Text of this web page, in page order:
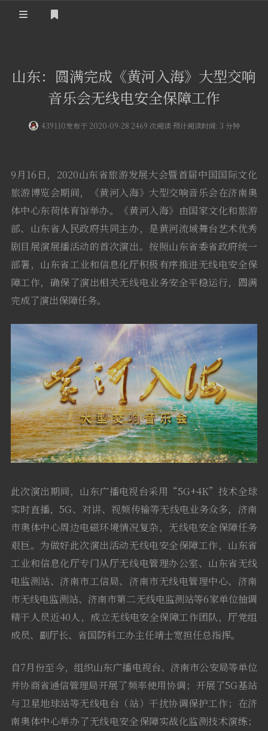
黄河事务
黄河新闻
活动竞赛
行业新闻
图文教程
视频资料
HAM技巧
软件
车载类别
摩托车
编号申请
黄河直播
编号查询
山东：圆满完成《黄河入海》大型交响
音乐会无线电安全保障工作
439110发布于 2020-09-28 2469 次阅读 预计阅读时间: 3 分钟
9月16日，2020山东省旅游发展大会暨首届中国国际文化
旅游博览会期间，《黄河入海》大型交响音乐会在济南奥
体中心东荷体育馆举办。《黄河入海》由国家文化和旅游
部、山东省人民政府共同主办，是黄河流域舞台艺术优秀
剧目展演展播活动的首次演出。按照山东省委省政府统一
部署，山东省工业和信息化厅积极有序推进无线电安全保
障工作，确保了演出相关无线电业务安全平稳运行，圆满
完成了演出保障任务。
此次演出期间，山东广播电视台采用“5G+4K”技术全球
实时直播，5G、对讲、视频传输等无线电业务众多，济南
市奥体中心周边电磁环境情况复杂，无线电安全保障任务
艰巨。为做好此次演出活动无线电安全保障工作，山东省
工业和信息化厅专门从厅无线电管理办公室、山东省无线
电监测站、济南市工信局、济南市无线电管理中心、济南
市无线电监测站、济南市第二无线电监测站等6家单位抽调
精干人员近40人，成立无线电安全保障工作团队，厅党组
成员、副厅长、省国防科工办主任靖士宽担任总指挥。
自7月份至今，组织山东广播电视台、济南市公安局等单位
并协商省通信管理局开展了频率使用协调；开展了5G基站
与卫星地球站等无线电台（站）干扰协调保护工作；在济
南奥体中心举办了无线电安全保障实战化监测技术演练；